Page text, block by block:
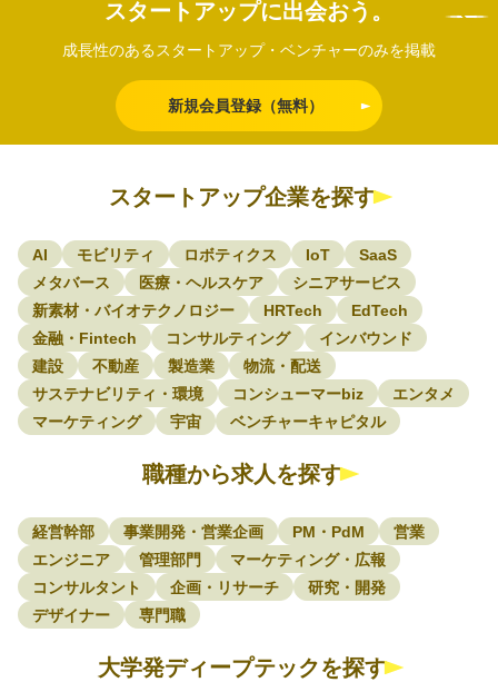
スタートアップに出会おう。
成長性のあるスタートアップ・ベンチャーのみを掲載
新規会員登録（無料）
スタートアップ企業を探す
AI モビリティ ロボティクス IoT
SaaS
メタバース
医療・ヘルスケア
シニアサービス
新素材・バイオテクノロジー
HRTech
EdTech
金融・Fintech
コンサルティング
インバウンド
建設
不動産 製造業
物流・配送
サステナビリティ・環境
コンシューマーbiz
エンタメ
マーケティング
宇宙 ベンチャーキャピタル
職種から求人を探す
経営幹部 事業開発・営業企画 PM・PdM
営業
エンジニア
管理部門
マーケティング・広報
コンサルタント
企画・リサーチ
研究・開発
デザイナー
専門職
大学発ディープテックを探す